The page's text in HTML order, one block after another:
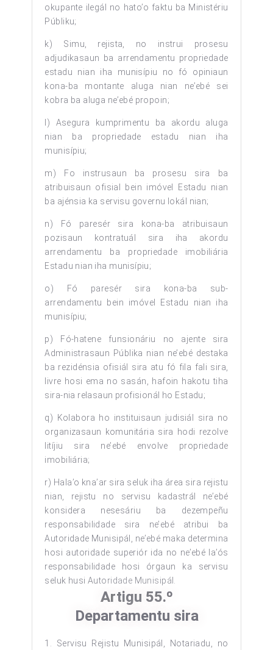
okupante ilegál no hato’o faktu ba Ministériu
Públiku;
k) Simu, rejista, no instrui prosesu
adjudikasaun ba arrendamentu propriedade
estadu nian iha munisípiu no fó opiniaun
kona-ba montante aluga nian ne’ebé sei
kobra ba aluga ne’ebé propoin;
l) Asegura kumprimentu ba akordu aluga
nian ba propriedade estadu nian iha
munisípiu;
m) Fo instrusaun ba prosesu sira ba
atribuisaun ofisial bein imóvel Estadu nian
ba ajénsia ka servisu governu lokál nian;
n) Fó paresér sira kona-ba atribuisaun
pozisaun kontratuál sira iha akordu
arrendamentu ba propriedade imobiliária
Estadu nian iha munisípiu;
o) Fó paresér sira kona-ba sub-
arrendamentu bein imóvel Estadu nian iha
munisípiu;
p) Fó-hatene funsionáriu no ajente sira
Administrasaun Públika nian ne’ebé destaka
ba rezidénsia ofisiál sira atu fó fila fali sira,
livre hosi ema no sasán, hafoin hakotu tiha
sira-nia relasaun profisionál ho Estadu;
q) Kolabora ho instituisaun judisiál sira no
organizasaun komunitária sira hodi rezolve
litíjiu sira ne’ebé envolve propriedade
imobiliária;
r) Hala’o kna’ar sira seluk iha área sira rejistu
nian, rejistu no servisu kadastrál ne’ebé
konsidera nesesáriu ba dezempeñu
responsabilidade sira ne’ebé atribui ba
Autoridade Munisipál, ne’ebé maka determina
hosi autoridade superiór ida no ne’ebé la’ós
responsabilidade hosi órgaun ka servisu
seluk husi Autoridade Munisipál.
Artigu 55.º
Departamentu sira
1. Servisu Rejistu Munisipál, Notariadu, no